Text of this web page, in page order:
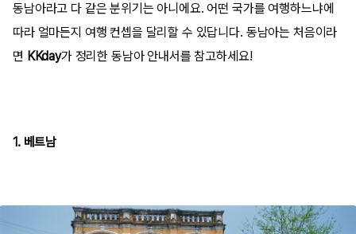
동남아라고 다 같은 분위기는 아니에요. 어떤 국가를 여행하느냐에
따라 얼마든지 여행 컨셉을 달리할 수 있답니다. 동남아는 처음이라
면 KKday가 정리한 동남아 안내서를 참고하세요!
1. 베트남